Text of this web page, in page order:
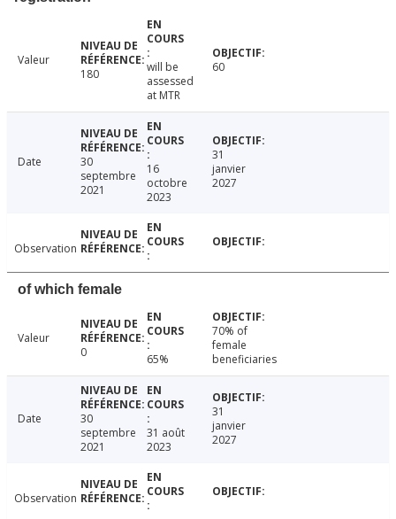
Valeur
180
will be
assessed
at MTR
60
Date
30
septembre
2021
16
octobre
2023
31
janvier
2027
Observation
of which female
Valeur
0
65%
70% of
female
beneficiaries
Date
30
septembre
2021
31 août
2023
31
janvier
2027
Observation